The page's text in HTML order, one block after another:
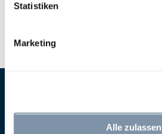
Statistiken
Marketing
Alle zulassen
Hinweis zur Farbtongenauigkeit